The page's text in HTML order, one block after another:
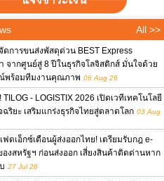
All >>
ดการขนส่งพัสดุด่วน BEST Express
จากศูนย์สู่ 8 ปีในธุรกิจโลจิสติกส์ มั่นใจด้วย
พร้อมทีมงานคุณภาพ 06 Aug 26
- LOGISTIX 2026 เปิดเวทีเทคโนโลยี
ริยะ เสริมแกร่งธุรกิจไทยสู่ตลาดโลก 03 Aug
ฟดเอ็กซ์เตือนผู้ส่งออกไทย! เตรียมรับกฎ e-
องสหรัฐฯ ก่อนส่งออก เสี่ยงสินค้าติดด่านหาก
27 Jul 26